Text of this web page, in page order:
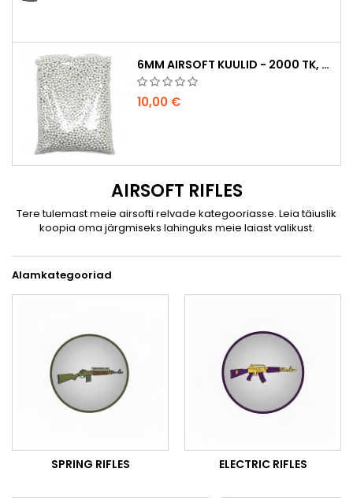
6MM AIRSOFT KUULID - 2000 TK, 0,20G, KÕRGE KVALITEET
10,00 €
AIRSOFT RIFLES
Tere tulemast meie airsofti relvade kategooriasse. Leia täiuslik
koopia oma järgmiseks lahinguks meie laiast valikust.
Alamkategooriad
SPRING RIFLES ELECTRIC RIFLES